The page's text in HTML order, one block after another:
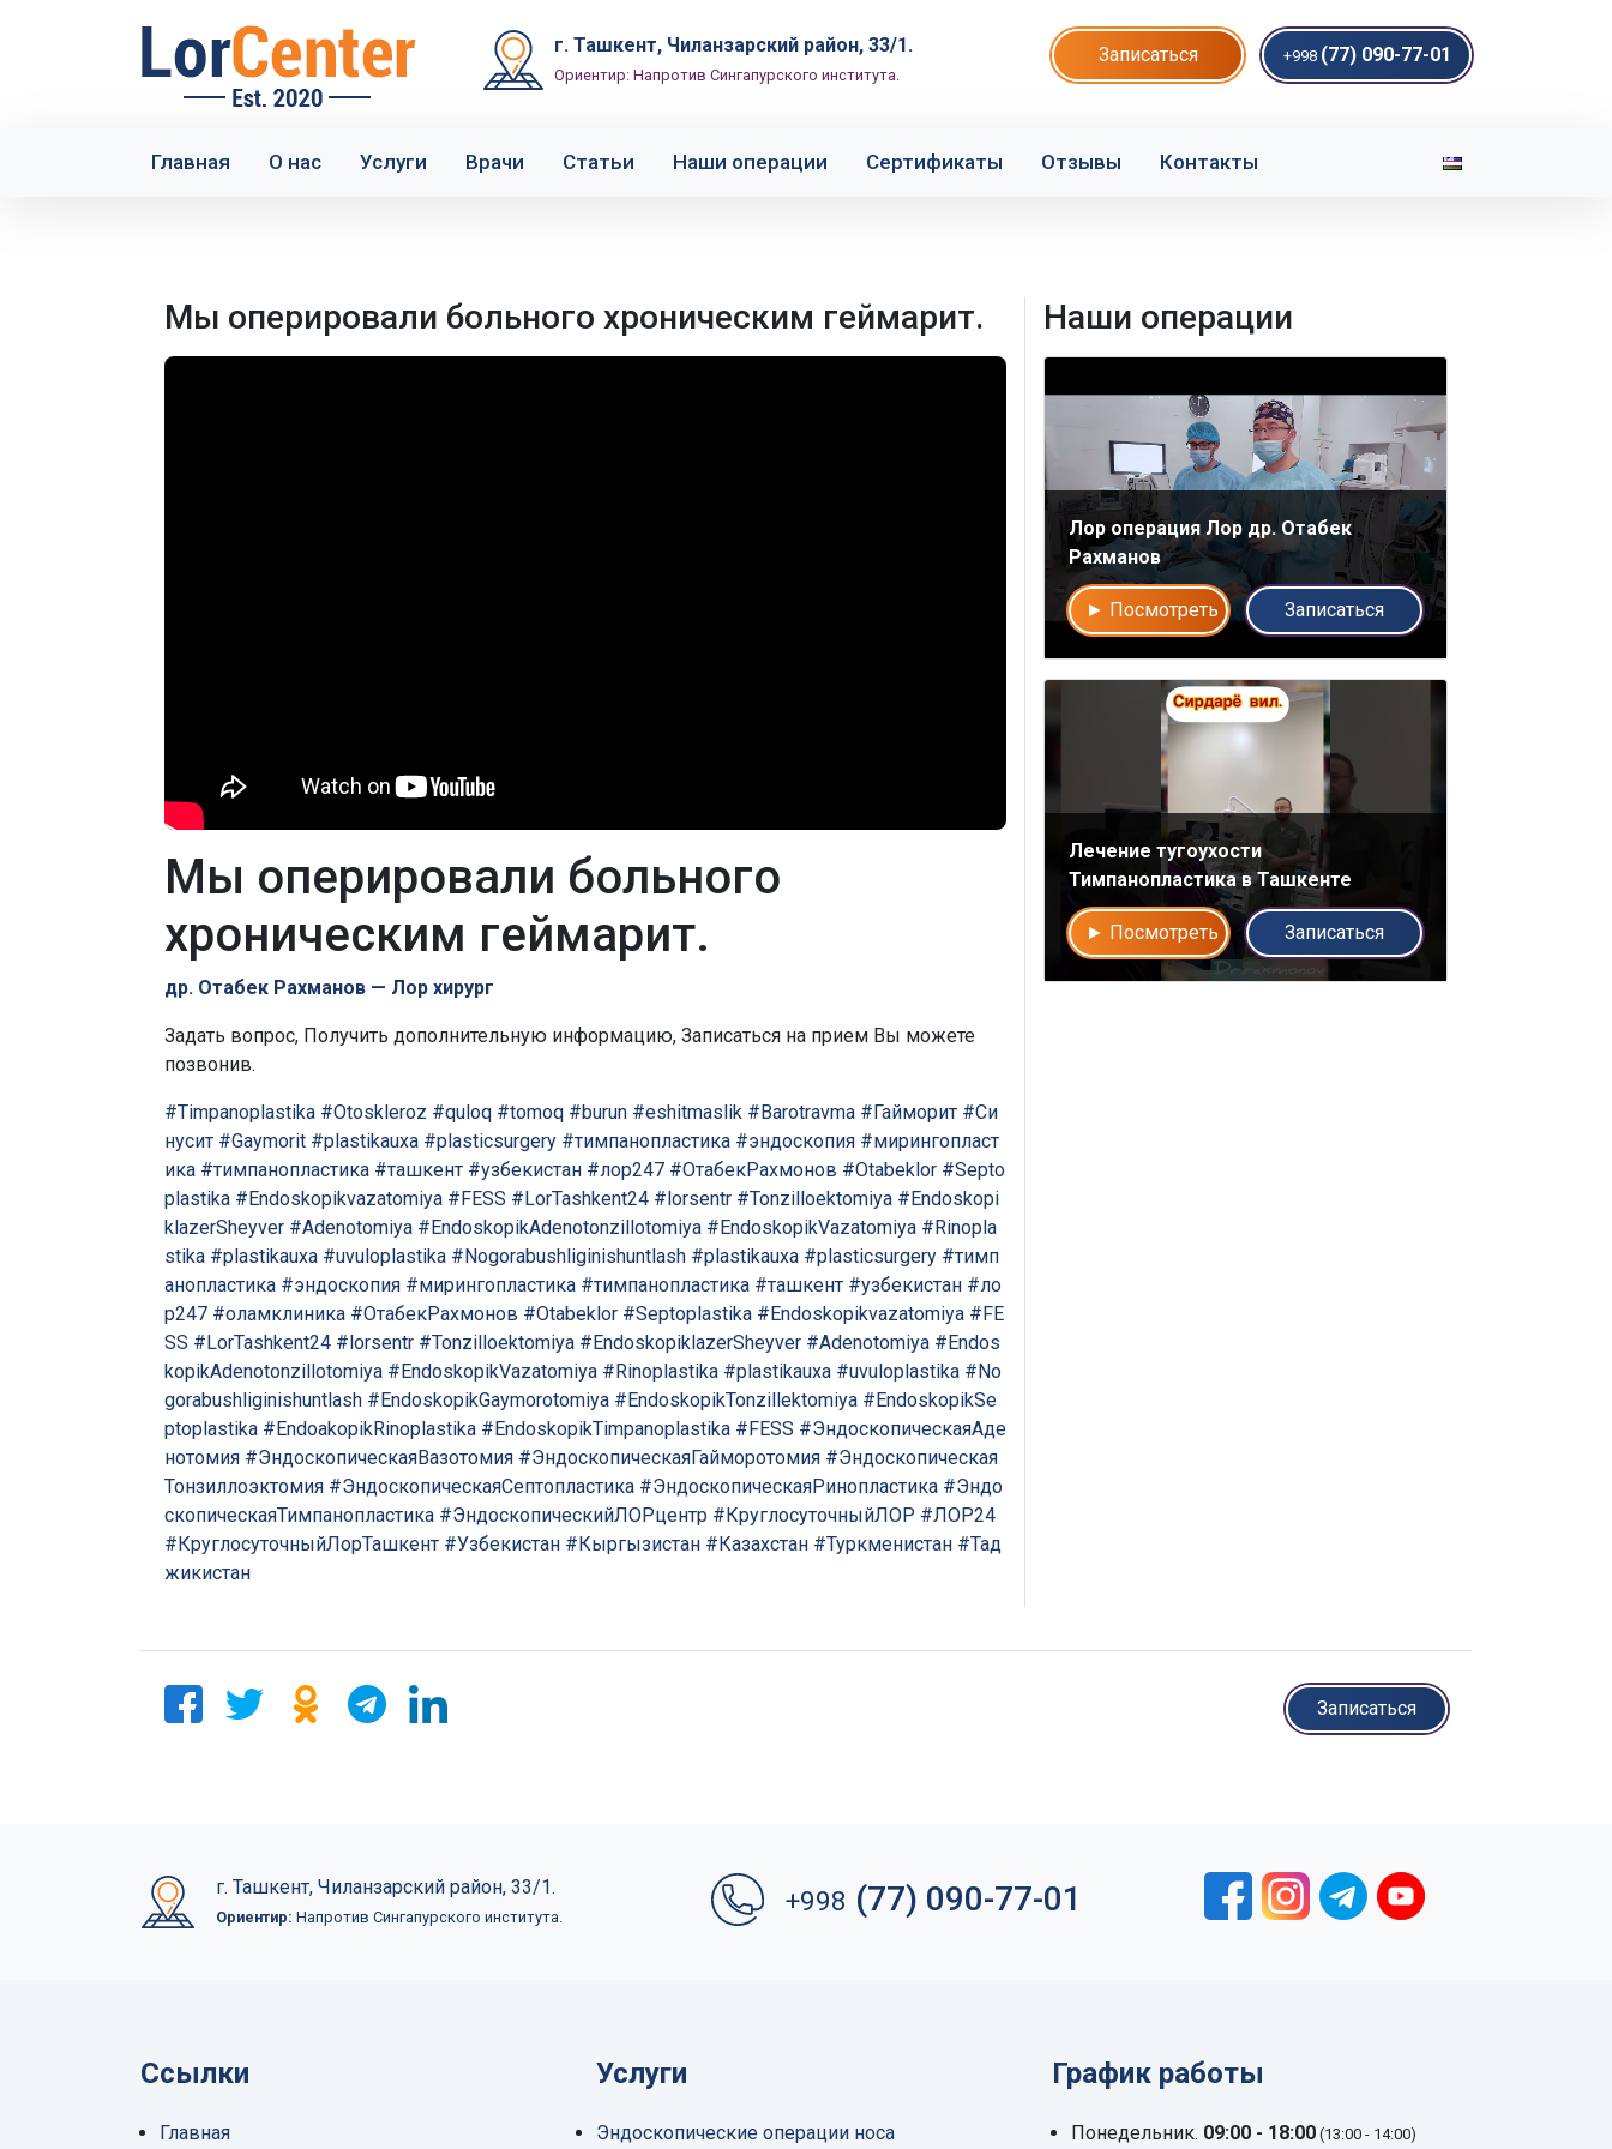
г. Ташкент, Чиланзарский район, 33/1.
Ориентир: Напротив Сингапурского института.
Записаться +998 (77) 090-77-01
Главная О нас Услуги Врачи Статьи Наши операции Сертификаты Отзывы Контакты
Мы оперировали больного хроническим геймарит.
Мы оперировали больного
хроническим геймарит.
др. Отабек Рахманов — Лор хирург
Задать вопрос, Получить дополнительную информацию, Записаться на прием Вы можете
позвонив.
#Timpanoplastika #Otoskleroz #quloq #tomoq #burun #eshitmaslik #Barotravma #Гайморит #Си
нусит #Gaymorit #plastikauxa #plasticsurgery #тимпанопластика #эндоскопия #мирингопласт
ика #тимпанопластика #ташкент #узбекистан #лор247 #ОтабекРахмонов #Otabeklor #Septo
plastika #Endoskopikvazatomiya #FESS #LorTashkent24 #lorsentr #Tonzilloektomiya #Endoskopi
klazerSheyver #Adenotomiya #EndoskopikAdenotonzillotomiya #EndoskopikVazatomiya #Rinopla
stika #plastikauxa #uvuloplastika #Nogorabushliginishuntlash #plastikauxa #plasticsurgery #тимп
анопластика #эндоскопия #мирингопластика #тимпанопластика #ташкент #узбекистан #ло
р247 #оламклиника #ОтабекРахмонов #Otabeklor #Septoplastika #Endoskopikvazatomiya #FE
SS #LorTashkent24 #lorsentr #Tonzilloektomiya #EndoskopiklazerSheyver #Adenotomiya #Endos
kopikAdenotonzillotomiya #EndoskopikVazatomiya #Rinoplastika #plastikauxa #uvuloplastika #No
gorabushliginishuntlash #EndoskopikGaymorotomiya #EndoskopikTonzillektomiya #EndoskopikSe
ptoplastika #EndoakopikRinoplastika #EndoskopikTimpanoplastika #FESS #ЭндоскопическаяАде
нотомия #ЭндоскопическаяВазотомия #ЭндоскопическаяГайморотомия #Эндоскопическая
Тонзиллоэктомия #ЭндоскопическаяСептопластика #ЭндоскопическаяРинопластика #Эндо
скопическаяТимпанопластика #ЭндоскопическийЛОРцентр #КруглосуточныйЛОР #ЛОР24
#КруглосуточныйЛорТашкент #Узбекистан #Кыргызистан #Казахстан #Туркменистан #Тад
жикистан
Наши операции
Лор операция Лор др. Отабек
Рахманов
► Посмотреть Записаться
Лечение тугоухости
Тимпанопластика в Ташкенте
► Посмотреть Записаться
Записаться
г. Ташкент, Чиланзарский район, 33/1.
Ориентир: Напротив Сингапурского института.
+998 (77) 090-77-01
Ссылки
Главная
Услуги
Эндоскопические операции носа
График работы
Понедельник. 09:00 - 18:00 (13:00 - 14:00)
Напишите в наш общий чат
Специалистов
Наши врачи с радостью проконсультируют Вас!
Написать специалисту нет, спасибо